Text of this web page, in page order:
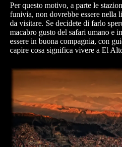
Per questo motivo, a parte le
funivia, non dovrebbe essere nella
da visitare. Se decidete di farlo
macabro gusto del safari umano e
essere in buona compagnia, con
capire cosa significa vivere a El